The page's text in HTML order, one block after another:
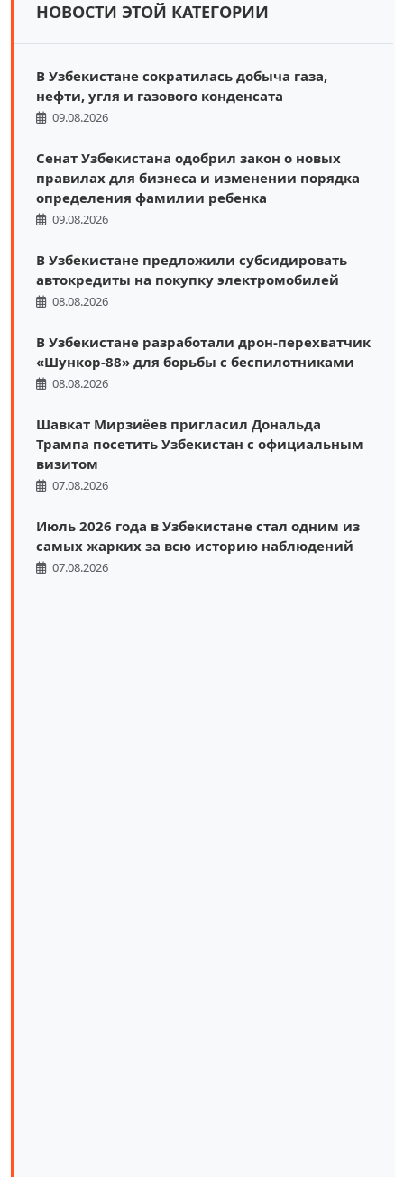
НОВОСТИ ЭТОЙ КАТЕГОРИИ
В Узбекистане сократилась добыча газа,
нефти, угля и газового конденсата
09.08.2026
Сенат Узбекистана одобрил закон о новых
правилах для бизнеса и изменении порядка
определения фамилии ребенка
09.08.2026
В Узбекистане предложили субсидировать
автокредиты на покупку электромобилей
08.08.2026
В Узбекистане разработали дрон-перехватчик
«Шункор-88» для борьбы с беспилотниками
08.08.2026
Шавкат Мирзиёев пригласил Дональда
Трампа посетить Узбекистан с официальным
визитом
07.08.2026
Июль 2026 года в Узбекистане стал одним из
самых жарких за всю историю наблюдений
07.08.2026